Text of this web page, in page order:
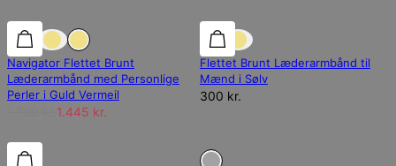
15% rabat 15% rabat
Navigator Flettet Brunt
Læderarmbånd med Personlige
Perler i Guld Vermeil
1.445 kr.
Flettet Brunt Læderarmbånd til
Mænd i Sølv
300 kr.
Ikke på lager